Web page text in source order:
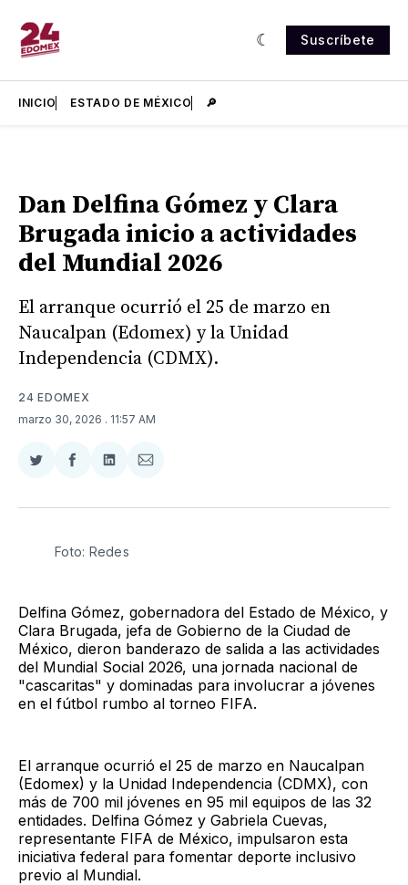
Suscríbete
INICIO ESTADO DE MÉXICO 🔎
Dan Delfina Gómez y Clara
Brugada inicio a actividades
del Mundial 2026
El arranque ocurrió el 25 de marzo en
Naucalpan (Edomex) y la Unidad
Independencia (CDMX).
24 EDOMEX
marzo 30, 2026 . 11:57 AM
Compartir
Twitter
Compartir
Facebook
Compartir
LinkedIn
Compartir
Email
Foto: Redes
Delfina Gómez, gobernadora del Estado de México, y
Clara Brugada, jefa de Gobierno de la Ciudad de
México, dieron banderazo de salida a las actividades
del Mundial Social 2026, una jornada nacional de
"cascaritas" y dominadas para involucrar a jóvenes
en el fútbol rumbo al torneo FIFA.
El arranque ocurrió el 25 de marzo en Naucalpan
(Edomex) y la Unidad Independencia (CDMX), con
más de 700 mil jóvenes en 95 mil equipos de las 32
entidades. Delfina Gómez y Gabriela Cuevas,
representante FIFA de México, impulsaron esta
iniciativa federal para fomentar deporte inclusivo
previo al Mundial.